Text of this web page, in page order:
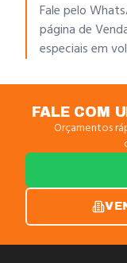
Fale pelo
página de
especiais em
FALE COM
Orçamentos